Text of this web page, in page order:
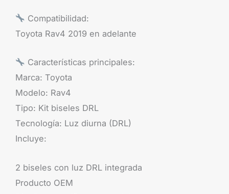
Compatibilidad:
Toyota Rav4 2019 en adelante
Características principales:
Marca: Toyota
Modelo: Rav4
Tipo: Kit biseles DRL
Tecnología: Luz diurna (DRL)
Incluye:
2 biseles con luz DRL integrada
Producto OEM